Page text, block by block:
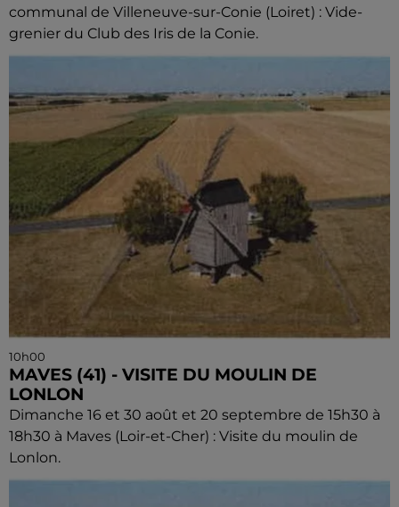
communal de Villeneuve-sur-Conie (Loiret) : Vide-
grenier du Club des Iris de la Conie.
10h00
MAVES (41) - VISITE DU MOULIN DE
LONLON
Dimanche 16 et 30 août et 20 septembre de 15h30 à
18h30 à Maves (Loir-et-Cher) : Visite du moulin de
Lonlon.